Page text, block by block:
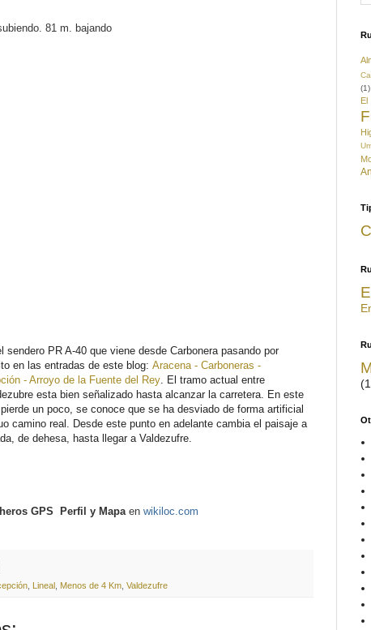
81 m. bajando
sendero PR A-40 que viene desde Carbonera pasando por
en las entradas de este blog: Aracena - Carboneras -
- Arroyo de la Fuente del Rey. El tramo actual entre
esta bien señalizado hasta alcanzar lacarretera. En este
un poco, se conoce que se ha desviado de forma artificial
camino real. Desde este punto en adelante cambia el paisaje a
de dehesa, hasta llegar a Valdezufre.
GPS Perfil y Mapa en wikiloc.com
Lineal Menos de 4 Km Valdezufre
(1)